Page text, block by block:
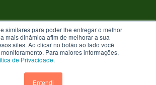
similares para poder lhe entregar o melhor
mais dinâmica afim de melhorar a sua
sites. Ao clicar no botão ao lado você
Para maiores informações,
de Privacidade.
Entendi
goza de isenção com relação aos tributos federais
próprias. A menos que especificado o contrário,